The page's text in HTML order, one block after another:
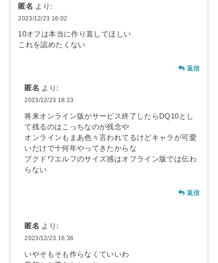
匿名 より:
2023/12/23 16:02
10オフは本当に作り直してほしい
これを認めたくない
返信
匿名 より:
2023/12/23 18:23
将来オンライン版がサービス終了したらDQ10とし
て残るのはこっちなのが残念や
オンラインもまあ色々言われてるけどキャラが可愛
いだけで十何年やってきたからな
プクドワエルフのサイズ感はオフライン版では伝わ
らない
返信
匿名 より:
2023/12/23 16:36
いやそもそも作らなくていいわ